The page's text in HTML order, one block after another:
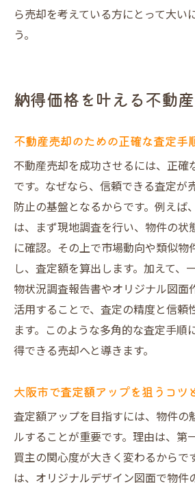
査定後の売却活動を成功
則
売主様インタビューでわか
大阪市で納得売却を実現
不動産売却で笑顔を生み
ら売却を考えている方にとって大い
う。
納得価格を叶える不動
不動産売却のための正確な査定手
不動産売却を成功させるには、正確
です。なぜなら、信頼できる査定が
防止の基盤となるからです。例えば
は、まず現地調査を行い、物件の状
に確認。その上で市場動向や類似物
し、査定額を算出します。加えて、
物状況調査報告書やオリジナル図面
活用することで、査定の精度と信頼
ます。このような多角的な査定手順
得できる売却へと導きます。
大阪市で査定額アップを狙うコツ
査定額アップを目指すには、物件の
ルすることが重要です。理由は、第
買主の関心度が大きく変わるからで
は、オリジナルデザイン図面で物件